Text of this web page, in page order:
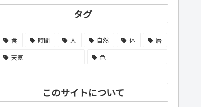
タグ
食 時間 人 自然 体
暦
天気
色
このサイトについて